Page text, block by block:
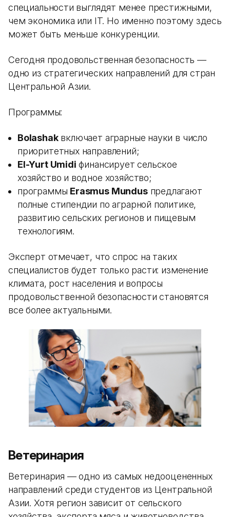
специальности выглядят менее престижными,
чем экономика или IT. Но именно поэтому здесь
может быть меньше конкуренции.
Сегодня продовольственная безопасность —
одно из стратегических направлений для стран
Центральной Азии.
Программы:
Bolashakвключает аграрные науки в число
приоритетных направлений;
El-Yurt Umidi финансирует сельское
хозяйство и водное хозяйство;
программы Erasmus Mundusпредлагают
полные стипендии по аграрной политике,
развитию сельских регионов и пищевым
технологиям.
Эксперт отмечает, что спрос на таких
специалистов будет только расти: изменение
климата, рост населения и вопросы
продовольственной безопасности становятся
все более актуальными.
Ветеринария
Ветеринария — одно из самых недооцененных
направлений среди студентов из Центральной
Азии. Хотя регион зависит от сельского